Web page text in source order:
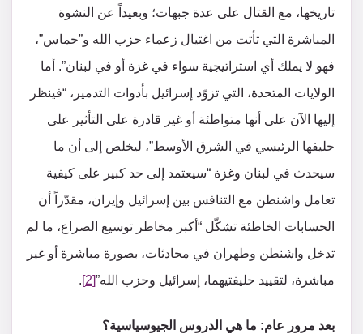
تاريخها، مع القتال على عدة جبهات؛ وبعيداً عن النشوة
المباشرة التي تأتت من اغتيال زعماء حزب الله و”حماس”،
فهو لا يملك أي استراتيجية سواء في غزة أو في لبنان”. أما
الولايات المتحدة، التي تزوّد إسرائيل بأدوات التدمير، “فينظر
إليها الآن على أنها متواطئة أو غير قادرة على التأثير على
حليفها الرئيسي في الشرق الأوسط”، ليخلص إلى أن ما
سيحدث في لبنان وغزة “سيعتمد إلى حد كبير على كيفية
تعامل واشنطن مع التنافس بين إسرائيل وإيران، مقدّراً أن
الحسابات الخاطئة تشكّل “أكبر مخاطر توسيع الصراع، ما لم
تدخل واشنطن وطهران في محادثات، بصورة مباشرة أو غير
مباشرة، لتقييد حليفتيهما، إسرائيل وحزب الله”[2]
.
بعد مرور عام: ما هي الدروس الجيوسياسية؟